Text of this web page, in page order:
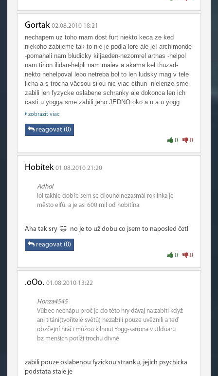
Gortak 02.08.2010 18:21
nechapem uz toho mam dost furt niekto keca ze ked
niekoho zabijeme tak to nie je podla lore ale je! archimonde
-pomahali nam bludicky kiljaeden-nezomrel arthas -helpol
nam tirion ilidan-helpli nam maiev a akama kel thuzad-
nekto nehelpoval lebo netreba bol to len ludsky mag v tele
licha a s trocha väcsou silou nic viac cthun -nielenze sme
zabili len fyzycke oslabene schranky ale dokonca len ich
casti u yogga sme zabili jeho JEDNO oko a u a u yogg
sarona len jeho velku hubu nic viac!a takto by som mohol
zobraziť viac
reagovat (0)
0 0
Hobitek 01.08.2010 21:20
Adhol
lol takhle dobře sem se dlouho nezasmál roklinka je
město elfů. a je asi 600 mil od hobitína.
Aha tak sry no je to už dobu co jsem to naposled četl
reagovat (0)
0 0
.oOo. 01.08.2010 13:22
Honza4545
Vůbec nechápu proč je do této hry dávaj na zabití když
ani titáni(tvořitelé světů) nezabili pouze uvěznili a teď
obzčejní hráči můžou kilnout Yogg-sarrona v Ulduaru
bz menších potíží trochu divné
zabili pouze oslabenou fyzickou stranku, jejich psychicka
podstata stale je